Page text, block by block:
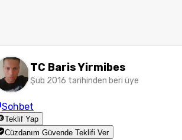
TC Baris Yirmibes
Şub 2016 tarihinden beri üye
Sohbet
Teklif Yap
Cüzdanım Güvende Teklifi Ver